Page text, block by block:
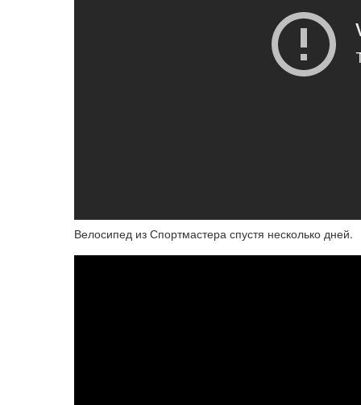
Велосипед из Спортмастера спустя несколько дней.